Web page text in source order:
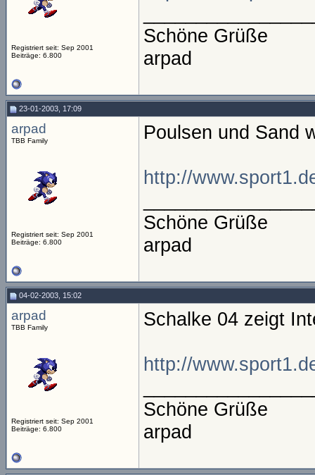
Registriert seit: Sep 2001
Beiträge: 6.800
Schöne Grüße
arpad
23-01-2003, 17:09
arpad
TBB Family
Registriert seit: Sep 2001
Beiträge: 6.800
Poulsen und Sand
http://
Schöne Grüße
arpad
04-02-2003, 15:02
arpad
TBB Family
Registriert seit: Sep 2001
Beiträge: 6.800
Schalke 04 zeigt
http://
Schöne Grüße
arpad